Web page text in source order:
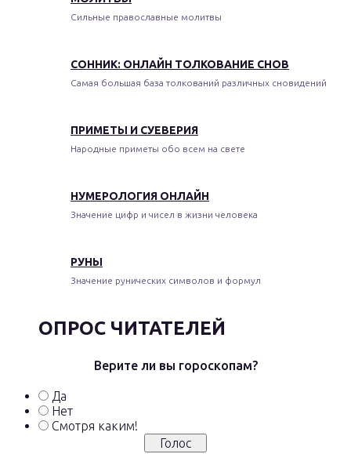
Сильные православные молитвы
СОННИК: ОНЛАЙН ТОЛКОВАНИЕ СНОВ
Самая большая база толкований различных сновидений
ПРИМЕТЫ И СУЕВЕРИЯ
Народные приметы обо всем на свете
НУМЕРОЛОГИЯ ОНЛАЙН
Значение цифр и чисел в жизни человека
РУНЫ
Значение рунических символов и формул
ОПРОС ЧИТАТЕЛЕЙ
Верите ли вы гороскопам?
Да
Нет
Смотря каким!